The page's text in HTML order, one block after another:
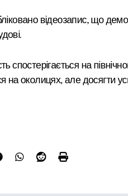
на
на околицях, але досягти